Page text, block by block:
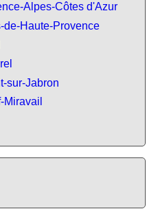
Alpes-Côtes d'Azur
de-Haute-Provence
sur-Jabron